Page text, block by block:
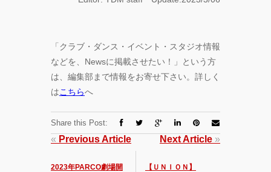
「クラブ・ダンス・イベント・スタジオ情報
などを、Newsに掲載させたい！」という方
は、編集部まで情報をお寄せ下さい。詳しく
はこちらへ
Share this Post:
« Previous Article
2023年PARCO劇場開
Next Article »
【ＵＮＩＯＮ】